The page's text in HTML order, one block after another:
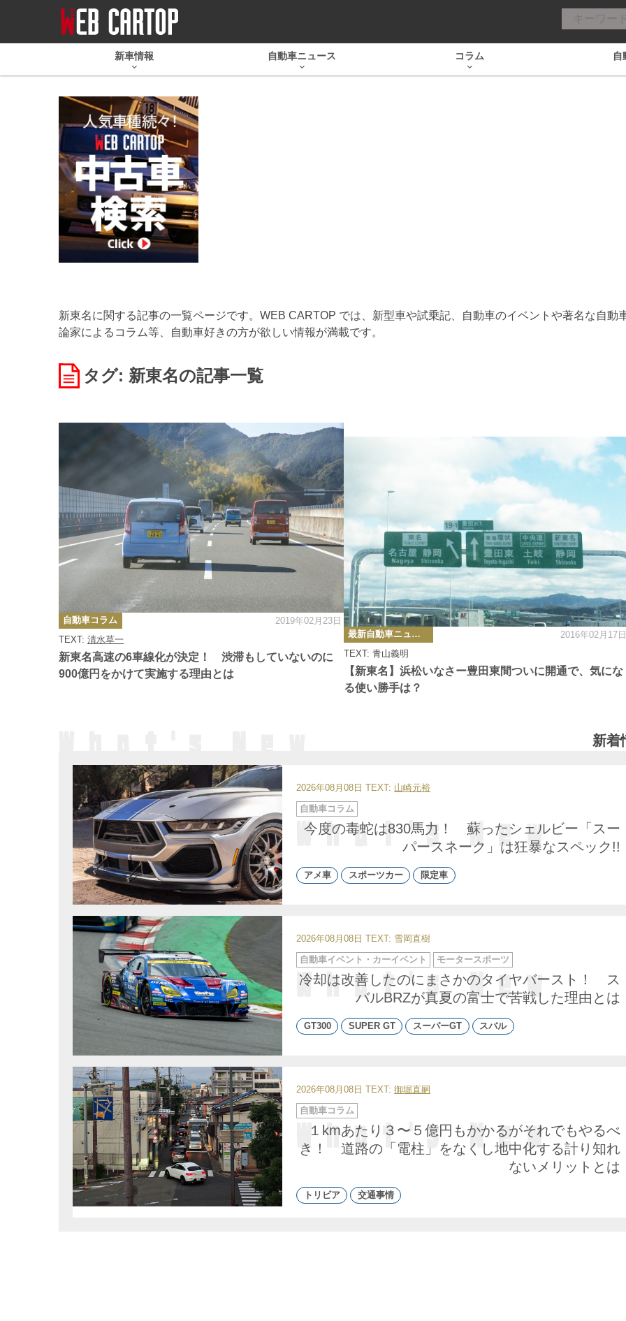
新車情報 自動車ニュース コラム 自
新東名に関する記事の一覧ページです。WEB CARTOP では、新型車や試乗記、自動車のイベントや著名な自動
論家によるコラム等、自動車好きの方が欲しい情報が満載です。
タグ: 新東名の記事一覧
新東名高速の6車線化が決定！ 渋滞もしていないのに
900億円をかけて実施する理由とは
TEXT: 清水草一
カ
テ
ゴ
リ
ー
自動車コラム 2019年02月23日
【新東名】浜松いなさー豊田東間ついに開通で、気にな
る使い勝手は？
TEXT: 青山義明
カ
テ
ゴ
リ
ー
最新自動車ニュース 2016年02月17日
新着
2026年08月08日 TEXT: 山崎元裕
今度の毒蛇は830馬力！ 蘇ったシェルビー「スー
パースネーク」は狂暴なスペック!!
カ
テ
リ
自動車コラム
アメ車 スポーツカー 限定車
2026年08月08日 TEXT: 雪岡直樹
冷却は改善したのにまさかのタイヤバースト！ ス
バルBRZが真夏の富士で苦戦した理由とは
カ
テ
ゴ
リ
自動車イベント・カーイベント モータースポーツ
GT300 SUPER GT スーパーGT スバル
2026年08月08日 TEXT: 御堀直嗣
１kmあたり３〜５億円もかかるがそれでもやるべ
き！ 道路の「電柱」をなくし地中化する計り知れ
ないメリットとは
カ
テ
自動車コラム
トリビア 交通事情